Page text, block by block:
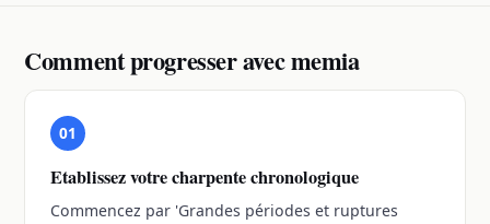
Comment progresser avec memia
01
Etablissez votre charpente chronologique
Commencez par 'Grandes périodes et ruptures